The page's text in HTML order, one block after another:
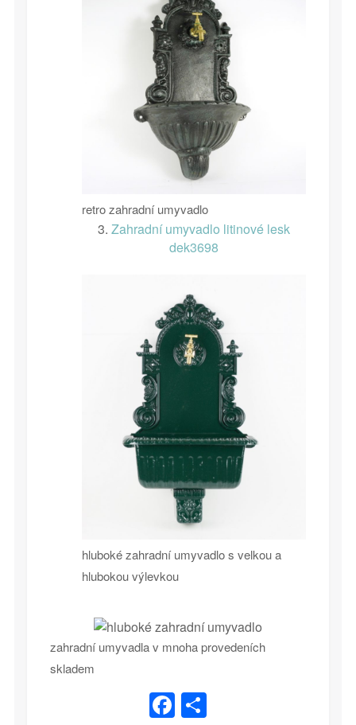
retro zahradní umyvadlo
3. Zahradní umyvadlo litinové lesk
dek3698
hluboké zahradní umyvadlo s velkou a
hlubokou výlevkou
zahradní umyvadla v mnoha provedeních
skladem
Facebook
Share